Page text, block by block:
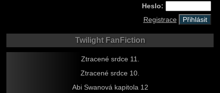
Heslo:
Registrace
Twilight FanFiction
Ztracené srdce 11.
Ztracené srdce 10.
Abi Swanová kapitola 12